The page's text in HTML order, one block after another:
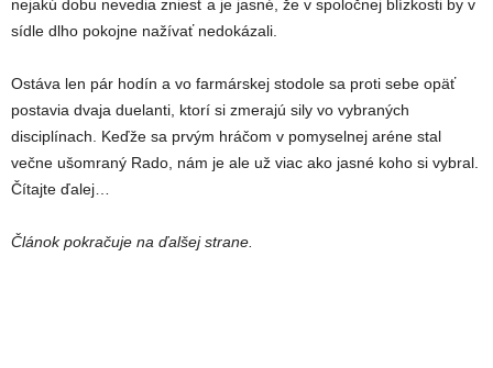
nejakú dobu nevedia zniesť a je jasné, že v spoločnej blízkosti by v
sídle dlho pokojne nažívať nedokázali.
Ostáva len pár hodín a vo farmárskej stodole sa proti sebe opäť
postavia dvaja duelanti, ktorí si zmerajú sily vo vybraných
disciplínach. Keďže sa prvým hráčom v pomyselnej aréne stal
večne ušomraný Rado, nám je ale už viac ako jasné koho si vybral.
Čítajte ďalej…
Článok pokračuje na ďalšej strane.